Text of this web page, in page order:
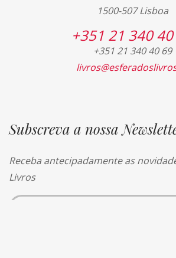
1500-507 Lisboa
+351 21 340
+351 21 340 40 69
Subscreva a nossa
Receba antecipadamente as
Livros